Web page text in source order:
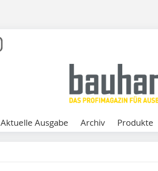
Aktuelle Ausgabe Archiv Produkte